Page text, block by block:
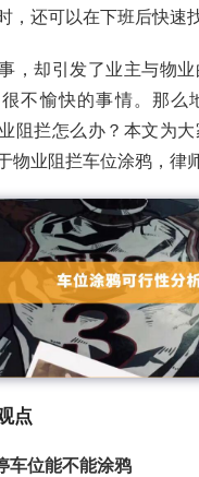
，还可以在下班后快速
，却引发了业主与物
不愉快的事情。那么
阻拦怎么办？本文为
物业阻拦车位涂鸦，律
点
车位能不能涂鸦